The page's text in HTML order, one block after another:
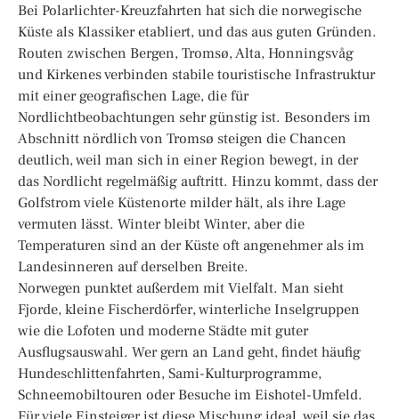
Bei Polarlichter-Kreuzfahrten hat sich die norwegische
Küste als Klassiker etabliert, und das aus guten Gründen.
Routen zwischen Bergen, Tromsø, Alta, Honningsvåg
und Kirkenes verbinden stabile touristische Infrastruktur
mit einer geografischen Lage, die für
Nordlichtbeobachtungen sehr günstig ist. Besonders im
Abschnitt nördlich von Tromsø steigen die Chancen
deutlich, weil man sich in einer Region bewegt, in der
das Nordlicht regelmäßig auftritt. Hinzu kommt, dass der
Golfstrom viele Küstenorte milder hält, als ihre Lage
vermuten lässt. Winter bleibt Winter, aber die
Temperaturen sind an der Küste oft angenehmer als im
Landesinneren auf derselben Breite.
Norwegen punktet außerdem mit Vielfalt. Man sieht
Fjorde, kleine Fischerdörfer, winterliche Inselgruppen
wie die Lofoten und moderne Städte mit guter
Ausflugsauswahl. Wer gern an Land geht, findet häufig
Hundeschlittenfahrten, Sami-Kulturprogramme,
Schneemobiltouren oder Besuche im Eishotel-Umfeld.